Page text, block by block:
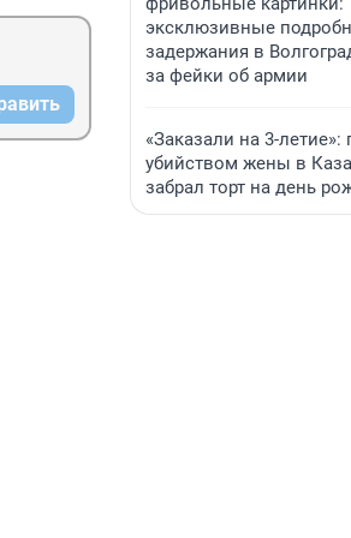
эксклюзивные
задержания в
за фейки об армии
«Заказали на 3-летие»:
убийством жены в
забрал торт на день